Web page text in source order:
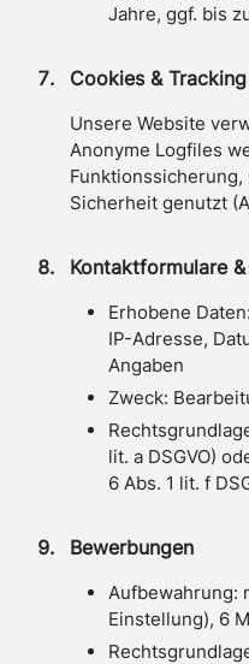
Jahre, ggf. bis
Cookies & Tracking
Unsere Website
Anonyme Logfiles
Sicherheit genutzt
Kontaktformulare
Erhobene
IP-Adresse,
Angaben
Zweck:
lit. a DSGVO)
6 Abs. 1 lit. f
Bewerbungen
Aufbewahrung:
Einstellung), 6